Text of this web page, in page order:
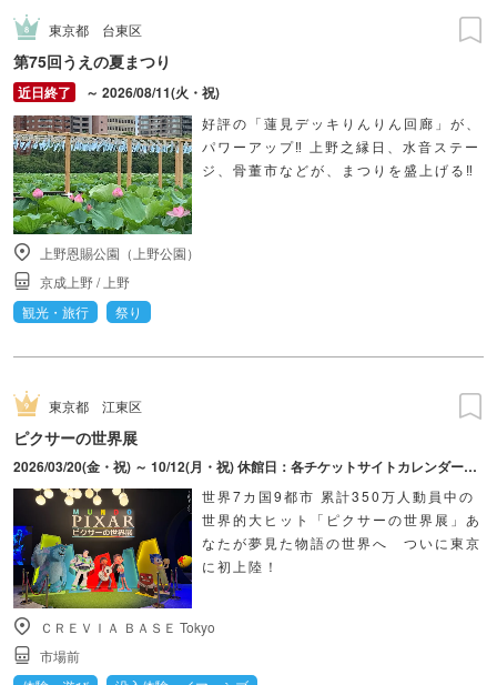
東京都 台東区
第75回うえの夏まつり
～ 2026/08/11(火・祝)
好評の「蓮見デッキりんりん回廊」が、
パワーアップ‼ 上野之縁日、水音ステー
ジ、骨董市などが、まつりを盛上げる‼
上野恩賜公園（上野公園）
京成上野/上野
観光・旅行
祭り
東京都 江東区
ピクサーの世界展
2026/03/20(金・祝) ～ 10/12(月・祝) 休館日：各チケットサイトカレンダーにてご確認ください。
世界7カ国9都市 累計350万人動員中の
世界的大ヒット「ピクサーの世界展」あ
なたが夢見た物語の世界へ ついに東京
に初上陸！
ＣＲＥＶＩＡ ＢＡＳＥ Tokyo
市場前